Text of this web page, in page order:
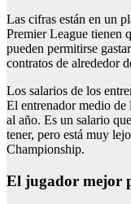
Las cifras están en un
Premier League tienen
pueden permitirse
contratos de alrededor
Los salarios de los
El entrenador medio de
al año. Es un salario
tener, pero está muy
Championship.
el jugador mejor